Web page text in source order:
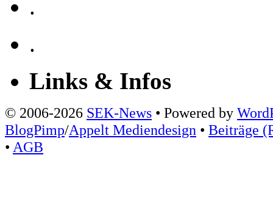
.
.
Links & Infos
© 2006-2026 SEK-News • Powered by
BlogPimp/Appelt Mediendesign • Beiträge
• AGB